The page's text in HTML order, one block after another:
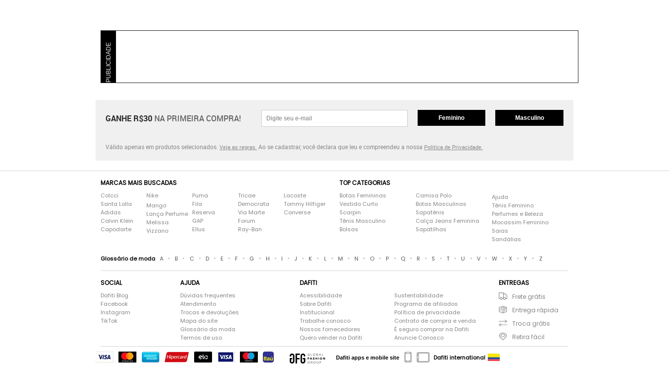
PUBLICIDADE
GANHE R$30 NA PRIMEIRA COMPRA! Feminino Masculino
Válido apenas em produtos selecionados. Veja as regras. Ao se cadastrar, você declara que leu e compreendeu a nossa Política de Privacidade.
MARCAS MAIS BUSCADAS
Colcci
Santa Lolla
Adidas
Calvin Klein
Capodarte
Nike
Mango
Lança Perfume
Melissa
Vizzano
Puma
Fila
Reserva
GAP
Ellus
Tricae
Democrata
Via Marte
Forum
Ray-Ban
Lacoste
Tommy Hilfiger
Converse
TOP CATEGORIAS
Botas Femininas
Vestido Curto
Scarpin
Tênis Masculino
Bolsas
Camisa Polo
Botas Masculinas
Sapatênis
Calça Jeans Feminina
Sapatilhas
Ajuda
Tênis Feminino
Perfumes e Beleza
Mocassim Feminino
Saias
Sandálias
Glossário de moda A • B • C • D • E • F • G • H • I • J • K • L • M • N • O • P • Q • R • S • T • U • V • W • X • Y • Z
SOCIAL
Dafiti Blog
Facebook
Instagram
TikTok
AJUDA
Dúvidas frequentes
Atendimento
Trocas e devoluções
Mapa do site
Glossário da moda
Termos de uso
DAFITI
Acessibilidade
Sobre Dafiti
Institucional
Trabalhe conosco
Nossos fornecedores
Quero vender na Dafiti
Sustentabilidade
Programa de afiliados
Política de privacidade
Contrato de compra e venda
É seguro comprar na Dafiti
Anuncie Conosco
ENTREGAS
Frete grátis
Entrega rápida
Troca grátis
Retira fácil
Dafiti apps e mobile site Dafiti international